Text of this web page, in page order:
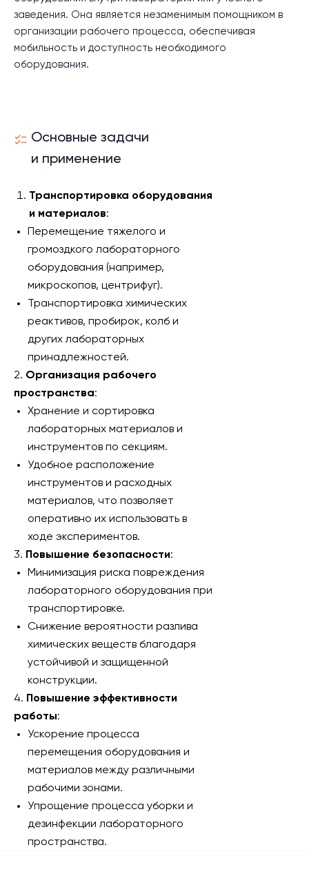
заведения. Она является незаменимым помощником в
организации рабочего процесса, обеспечивая
мобильность и доступность необходимого
оборудования.
Транспортировка оборудования
и материалов:
Перемещение тяжелого и
громоздкого лабораторного
оборудования (например,
микроскопов, центрифуг).
Транспортировка химических
реактивов, пробирок, колб и
других лабораторных
принадлежностей.
2. Организация рабочего
пространства:
Хранение и сортировка
лабораторных материалов и
инструментов по секциям.
Удобное расположение
инструментов и расходных
материалов, что позволяет
оперативно их использовать в
ходе экспериментов.
3. Повышение безопасности:
Минимизация риска повреждения
лабораторного оборудования при
транспортировке.
Снижение вероятности разлива
химических веществ благодаря
устойчивой и защищенной
конструкции.
4. Повышение эффективности
работы:
Ускорение процесса
перемещения оборудования и
материалов между различными
рабочими зонами.
Упрощение процесса уборки и
дезинфекции лабораторного
пространства.
Основные задачи
и применение